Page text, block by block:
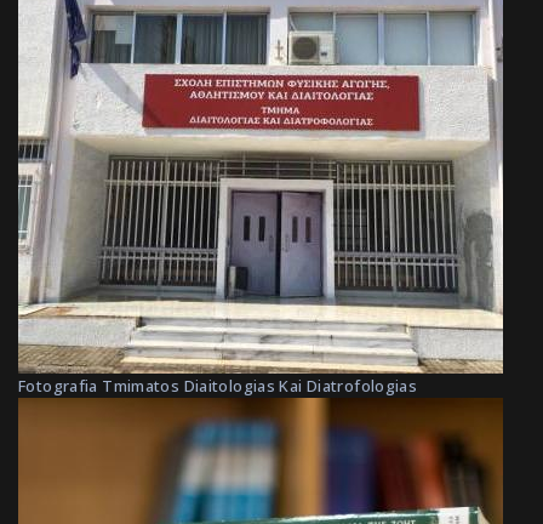
Fotografia Tmimatos Diaitologias Kai Diatrofologias